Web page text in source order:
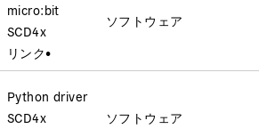
micro:bit
SCD4x
リンク•
ソフトウェア
Python driver
SCD4x
ソフトウェア